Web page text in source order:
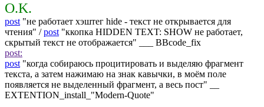
O.K.
post "не работает хэштег hide - текст не открывается для
чтения" /post "ккопка HIDDEN TEXT: SHOW не работает,
скрытый текст не отображается" ___ BBcode_fix
post:
post "когда собираюсь процитировать и выделяю фрагмент
текста, а затем нажимаю на знак кавычки, в моём поле
появляется не выделенный фрагмент, а весь пост" __
EXTENTION_install_"Modern-Quote"